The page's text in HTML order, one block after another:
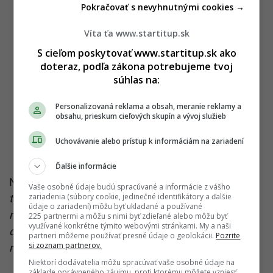
Na záver dodal: „Napriek rozšíreným mýtom bol
tento doplnok preukázateľne bezpečný aj pri
nepretržitom užívaní po dobu piatich rokov. Je však
dôležité konzumovať ho denne, aby ste dosiahli
maximálny účinok kreatínu.“
Víta ťa www.startitup.sk
S cieľom poskytovať www.startitup.sk ako
doteraz, podľa zákona potrebujeme tvoj
súhlas na:
Personalizovaná reklama a obsah, meranie reklamy a
obsahu, prieskum cieľových skupín a vývoj služieb
Uchovávanie alebo prístup k informáciám na zariadení
Ďalšie informácie
Vaše osobné údaje budú spracúvané a informácie z vášho
zariadenia (súbory cookie, jedinečné identifikátory a ďalšie
údaje o zariadení) môžu byť ukladané a používané
225 partnermi a môžu s nimi byť zdieľané alebo môžu byť
využívané konkrétne týmito webovými stránkami. My a naši
partneri môžeme používať presné údaje o geolokácii. Pozrite
si zoznam partnerov.
Niektorí dodávatelia môžu spracúvať vaše osobné údaje na
Pokračovať s nevyhnutnými cookies →